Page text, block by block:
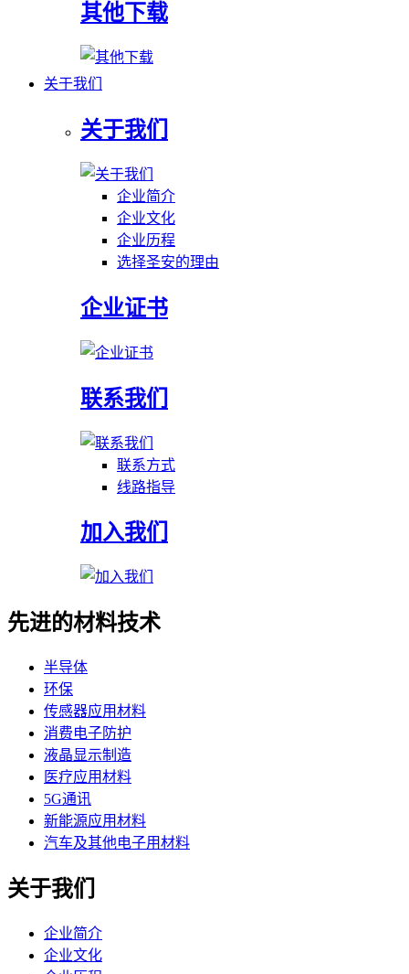
其他下载
关于我们
关于我们
企业简介
企业文化
企业历程
选择圣安的理由
企业证书
联系我们
联系方式
线路指导
加入我们
先进的材料技术
半导体
环保
传感器应用材料
消费电子防护
液晶显示制造
医疗应用材料
5G通讯
新能源应用材料
汽车及其他电子用材料
关于我们
企业简介
企业文化